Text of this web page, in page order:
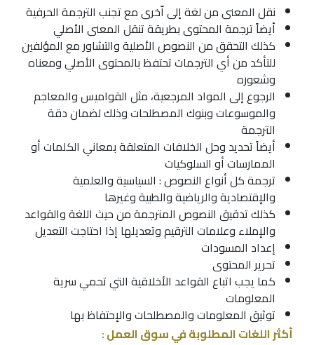
نقل المعنى من لغة إلى اّخرى مع تجنب الترجمة الحرفية
أيضاً ترجمة المحتوى بطريقة تنقل المعنى الأصلي
كذلك التحقق من النصوص الأصلية والتشاور مع المؤلفين
للتأكد من أي الترجمات تحتفظ بالمحتوى الأصلي ومعناه
وشعوره
الرجوع إلى المواد المرجعية، مثل القواميس والمعاجم
والموسوعات وبنوك المصطلحات وذلك لضمان دقة
الترجمة
أيضاً تحديد وحل الخلافات المتعلقة بمعاني الكلمات أو
الممارسات أو السلوكيات
ترجمة كل أنواع النصوص : السياسية والعلمية
والإقتصادية والرياضية والطبية وغيرها
كذلك تدقيق النصوص المترجمة من حيث اللغة والقواعد
والإملاء وعلامات الترقيم وتعديلها إذا احتاجت التعديل
إعداد المسودات
تحرير المحتوى
كما يجب اتباع القواعد الأخلاقية التي تحمي سرية
المعلومات
توثيق المعلومات والمصطلحات والإحتفاظ بها
أكثر اللغات المطلوبة في سوق العمل :